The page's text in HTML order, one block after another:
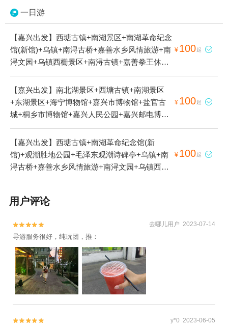
一日游
【嘉兴出发】西塘古镇+南湖景区+南湖革命纪念
馆(新馆)+乌镇+南浔古桥+嘉善水乡风情旅游+南
浔文园+乌镇西栅景区+南浔古镇+嘉善拳王休闲
农庄+乌镇东栅景区+嘉善大云+球幕体验馆+南
浔金海湾游泳馆+乌镇华庄生态园+西塘本地玩乐
+乌镇一日游+乌村+南浔古镇冰雪世界+新西塘
越里+中国邮政(乌镇邮局)+西塘一日游+西塘花
+乌镇乌村酒店+乌镇水市客舍+民当景区+乌镇
国际汽车露营地+泡泡米POPOME益智乐园(南
湖天地店)+乌镇游船+南浔古镇游船+西栅夜游
界(南浔古镇）+南浔古镇白金水上营地+乌镇·有
戏FUN1日游
¥ 100起 
【嘉兴出发】南北湖景区+西塘古镇+南湖景区
+东湖景区+海宁博物馆+嘉兴市博物馆+盐官古
城+桐乡市博物馆+嘉兴人民公园+嘉兴邮电博物
馆+家岩寺塔+乌镇+嘉兴子城+南浔古桥+南浔文
园+乌镇西栅景区+南浔古镇+桐乡市植物园+乌
镇东栅景区+嘉兴植物园+海宁潮+桐乡红杉邨景
区+嘉兴清池温泉+嘉兴南北湖嘉蔓基基地+前锦
+中国邮政(乌镇邮局)+嘉兴欢乐世界+嘉兴海底
+嘉兴本地玩乐+海宁星空失恋博物馆+阿丽拉乌
镇+乌镇民宿+乌镇望津里精品酒店+乌镇乌村酒
店+乌镇水市客舍+海宁盐官旅游度假区+海宁游
乐园+乌镇游船+南浔古镇游船+濮院时尚古镇
+嘉兴画院+嘉兴美术馆+盐官潮乐之城+南北湖·
小鹿营地+南浔古镇-广惠宫+南浔古镇-颖园+南
尚古镇-福善寺+南浔古镇-东园遗址+南浔古镇-小
¥ 100起 
【嘉兴出发】西塘古镇+南湖革命纪念馆(新
馆)+观潮胜地公园+毛泽东观潮诗碑亭+乌镇+南
浔古桥+嘉善水乡风情旅游+南浔文园+乌镇西栅
+乌镇华庄生态园+西塘本地玩乐+乌镇一日游
政(乌镇邮局)+西塘一日游+西塘花巷+西栅露天
电影+乌镇南栅+南浔辑里湖丝馆+阿丽拉乌镇
+乌镇民宿+乌镇望津里精品酒店+乌镇乌村酒店
+乌镇水市客舍+民当景区+乌镇国际汽车露营地
+乌镇游船+南浔古镇游船+西栅夜游+乌镇互联
网国际会展中心+濮院时尚古镇+乌镇有戏FUN-
¥ 100起 
用户评论

 去哪儿用户 2023-07-14
导游服务很好，纯玩团，推：

 y*0 2023-06-05